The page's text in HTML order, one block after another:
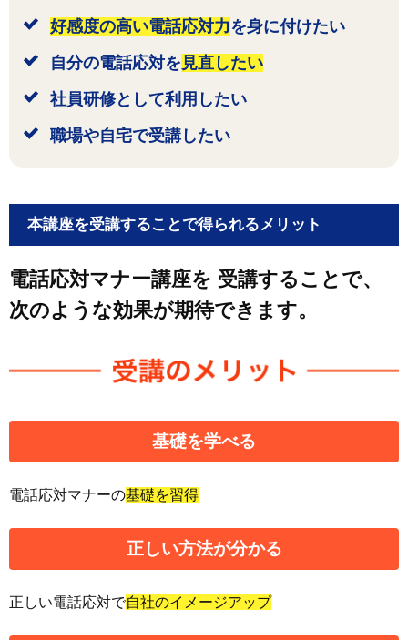
好感度の高い電話応対力を身に付けたい
自分の電話応対を 見直したい
社員研修として利用したい
職場や自宅で受講したい
本講座を受講することで得られるメリット
電話応対マナー講座を 受講することで、
次のような効果が期待できます。
基礎を学べる
電話応対マナーの基礎を習得
正しい方法が分かる
正しい電話応対で自社のイメージアップ